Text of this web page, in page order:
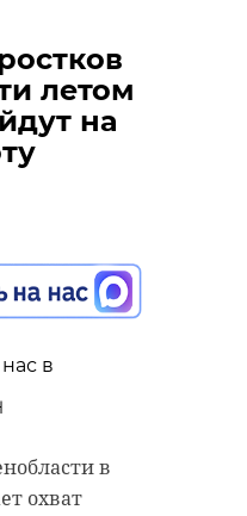
летом
на
в
в
охват